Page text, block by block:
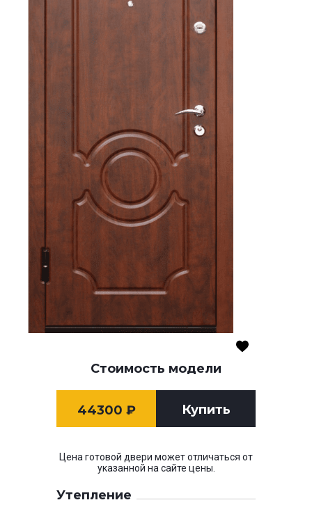
Стоимость модели
44300 ₽ Купить
Цена готовой двери может отличаться от
указанной на сайте цены.
Утепление